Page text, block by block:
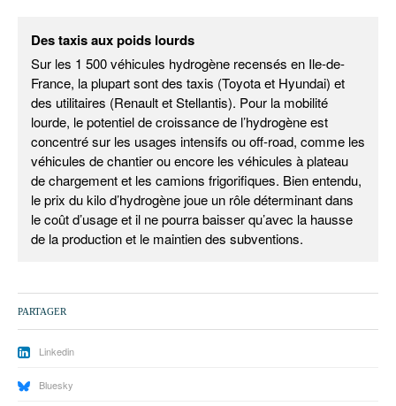
Des taxis aux poids lourds
Sur les 1 500 véhicules hydrogène recensés en Ile-de-
France, la plupart sont des taxis (Toyota et Hyundai) et
des utilitaires (Renault et Stellantis). Pour la mobilité
lourde, le potentiel de croissance de l’hydrogène est
concentré sur les usages intensifs ou off-road, comme les
véhicules de chantier ou encore les véhicules à plateau
de chargement et les camions frigorifiques. Bien entendu,
le prix du kilo d’hydrogène joue un rôle déterminant dans
le coût d’usage et il ne pourra baisser qu’avec la hausse
de la production et le maintien des subventions.
PARTAGER
Linkedin
Bluesky